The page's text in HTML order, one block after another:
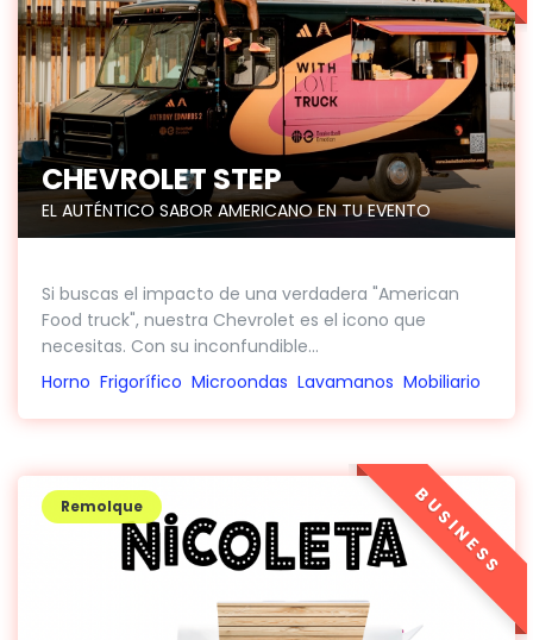
CHEVROLET STEP
EL AUTÉNTICO SABOR AMERICANO EN TU EVENTO
Si buscas el impacto de una verdadera "American
Food truck", nuestra Chevrolet es el icono que
necesitas. Con su inconfundible...
Horno Frigorífico Microondas Lavamanos Mobiliario
Remolque BUSINESS